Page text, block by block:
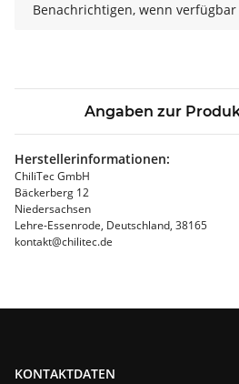
Benachrichtigen, wenn verfügbar
Angaben zur
Herstellerinformationen:
ChiliTec GmbH
Bäckerberg 12
Niedersachsen
Lehre-Essenrode, Deutschland, 38165
kontakt@chilitec.de
KONTAKTDATEN